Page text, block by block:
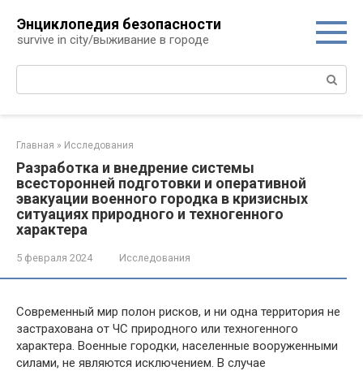
контенту
Энциклопедия безопасности
survive in city/выживание в городе
Поиск:
Главная » Исследования
Разработка и внедрение системы
всесторонней подготовки и оперативной
эвакуации военного городка в кризисных
ситуациях природного и техногенного
характера
5 февраля 2024 Исследования
Современный мир полон рисков, и ни одна территория не
застрахована от ЧС природного или техногенного
характера. Военные городки, населенные вооруженными
силами, не являются исключением. В случае